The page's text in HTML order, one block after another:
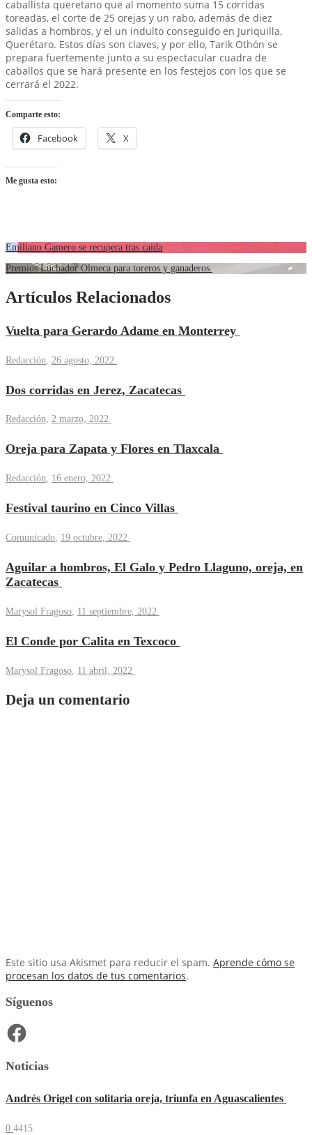
caballista queretano que al momento suma 15 corridas
toreadas, el corte de 25 orejas y un rabo, además de diez
salidas a hombros, y el un indulto conseguido en Juriquilla,
Querétaro. Estos días son claves, y por ello, Tarik Othón se
prepara fuertemente junto a su espectacular cuadra de
caballos que se hará presente en los festejos con los que se
cerrará el 2022.
Comparte esto:
Facebook X
Me gusta esto:
Emiliano Gamero se recupera tras caida
Premios Luchador Olmeca para toreros y ganaderos.
Artículos Relacionados
Vuelta para Gerardo Adame en Monterrey
Redacción 26 agosto, 2022
Dos corridas en Jerez, Zacatecas
Redacción, 2 marzo, 2022
Oreja para Zapata y Flores en Tlaxcala
Redacción, 16 enero, 2022
Festival taurino en Cinco Villas
Comunicado, 19 octubre, 2022
Aguilar a hombros, El Galo y Pedro Llaguno, oreja, en
Zacatecas
Marysol Fragoso, 11 septiembre, 2022
El Conde por Calita en Texcoco
Marysol Fragoso 11 abril, 2022
Deja un comentario
Este sitio usa Akismet para reducir el spam. Aprende cómo se
procesan los datos de tus comentarios.
Síguenos
Facebook
Noticias
Andrés Origel con solitaria oreja, triunfa en Aguascalientes
0 4415